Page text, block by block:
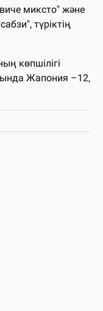
миксто" және
түріктің
көпшілігі
Жапония –12,